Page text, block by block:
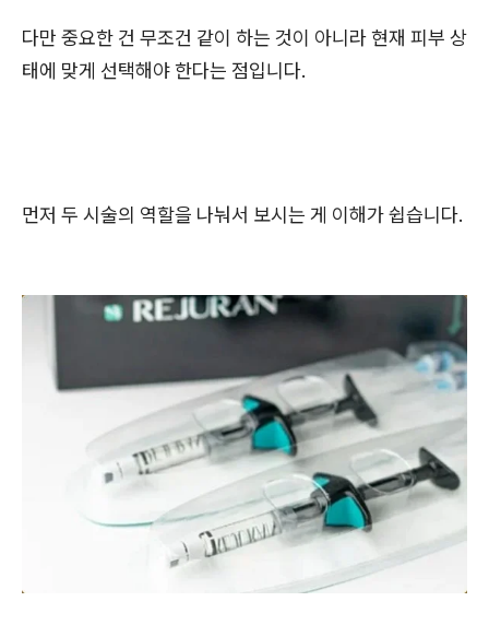
다만 중요한 건 무조건 같이 하는 것이 아니라 현재 피부 상
태에 맞게 선택해야 한다는 점입니다.
먼저 두 시술의 역할을 나눠서 보시는 게 이해가 쉽습니다.